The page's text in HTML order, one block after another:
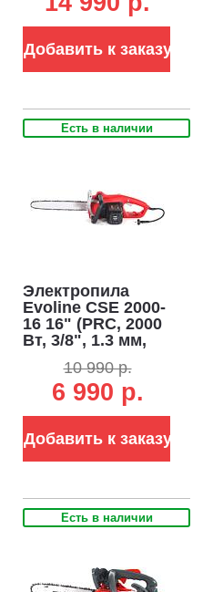
5,1 кг.)
Добавить к заказу
Есть в наличии
Электропила
Evoline CSE 2000-
16 16" (PRC, 2000
Вт, 3/8", 1.3 мм,
цепи без
инструмента, 5,1
10 990 р.
6 990 р.
Добавить к заказу
Есть в наличии